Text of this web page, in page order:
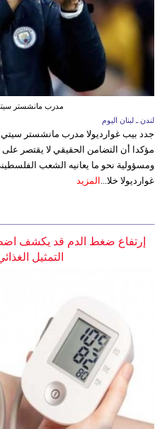
مدرب مانشستر
لندن ـ لبنان اليوم
جدد بيب غوارديولا مدرب مانشستر سيتي
مؤكدا أن التضامن الحقيقي لا يقتصر
ومسؤولية نحو ما يعانيه الشعب
غوارديولا خلا... المزيد
إرتفاع ضغط الدم قد يكشف
التمثيل